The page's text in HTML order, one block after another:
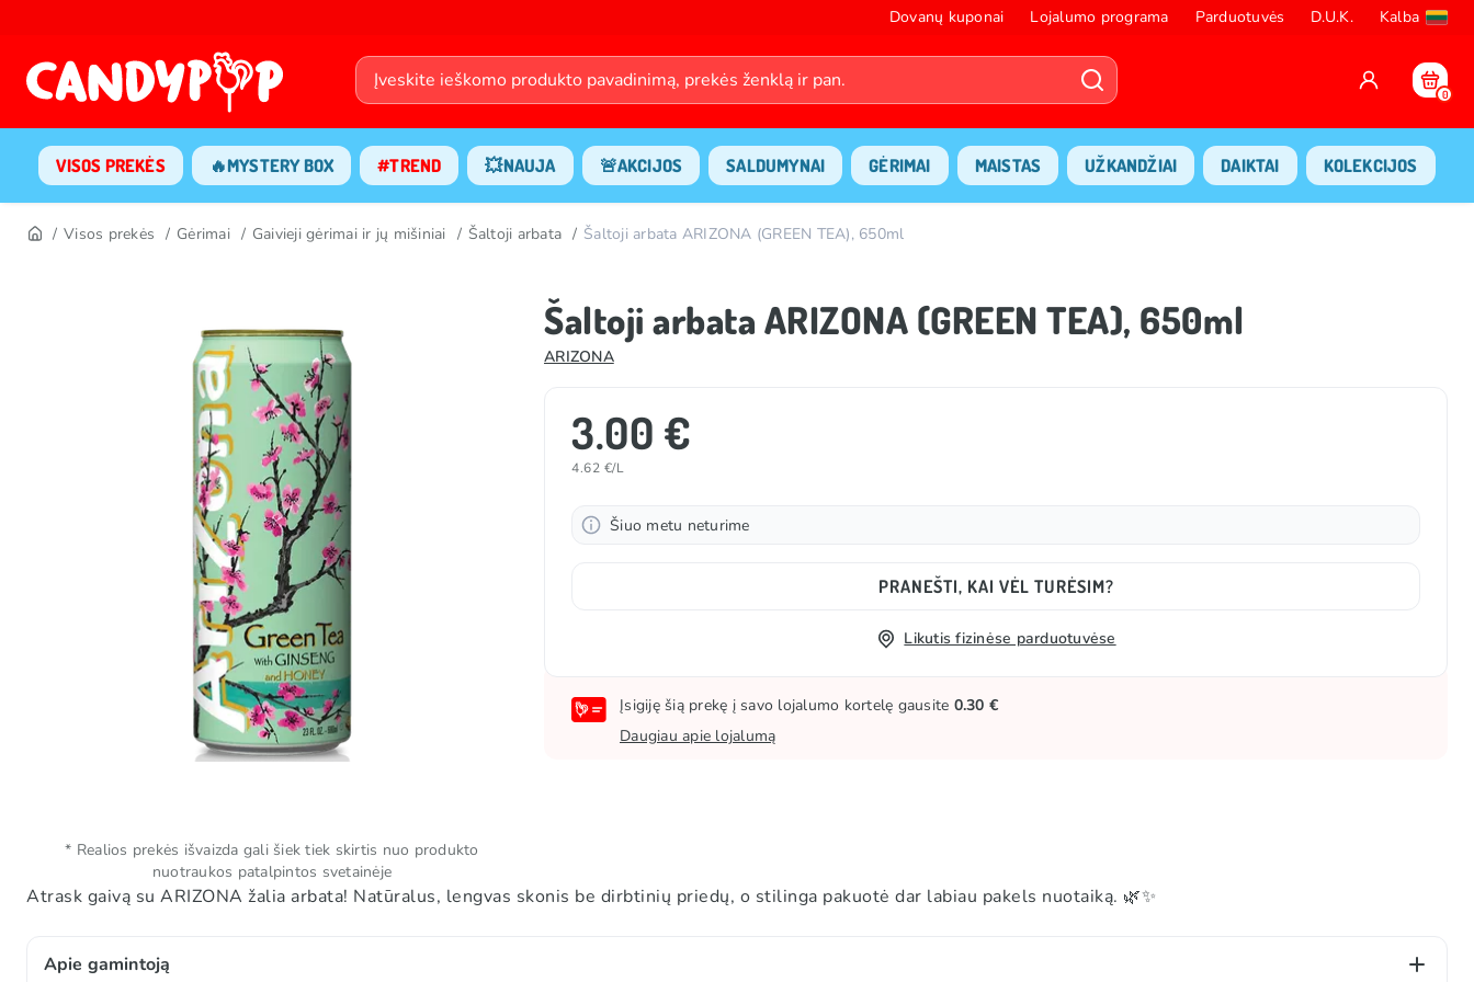
Dovanų kuponai Lojalumo programa Parduotuvės D.U.K. Kalba
0
VISOS PREKĖS 🔥MYSTERY BOX #TREND 💥NAUJA 🚨AKCIJOS SALDUMYNAI GĖRIMAI MAISTAS UŽKANDŽIAI DAIKTAI KOLEKCIJOS
Visos prekės Gėrimai Gaivieji gėrimai ir jų mišiniai Šaltoji arbata Šaltoji arbata ARIZONA (GREEN TEA), 650ml
Šaltoji arbata ARIZONA (GREEN TEA), 650ml
ARIZONA
3.00 €
4.62 €/L
Šiuo metu neturime
PRANEŠTI, KAI VĖL TURĖSIM?
Likutis fizinėse parduotuvėse
Įsigiję šią prekę į savo lojalumo kortelę gausite 0.30 €
Daugiau apie lojalumą
Atrask gaivą su ARIZONA žalia arbata! Natūralus, lengvas skonis be dirbtinių priedų, o stilinga pakuotė dar labiau pakels nuotaiką. 🌿✨
Apie gamintoją
* Realios prekės išvaizda gali šiek tiek skirtis nuo produkto
nuotraukos patalpintos svetainėje